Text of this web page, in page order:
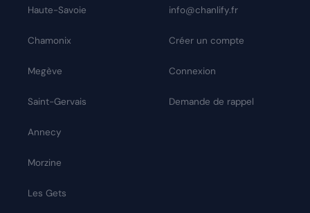
Haute-Savoie
Chamonix
Megève
Saint-Gervais
Annecy
Morzine
Les Gets
info@chanlify.fr
Créer un compte
Connexion
Demande de rappel